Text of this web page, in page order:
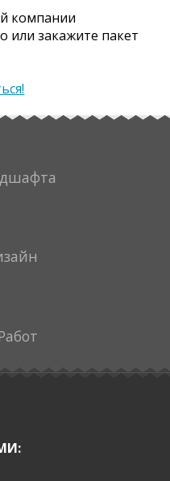
компании
или закажите пакет